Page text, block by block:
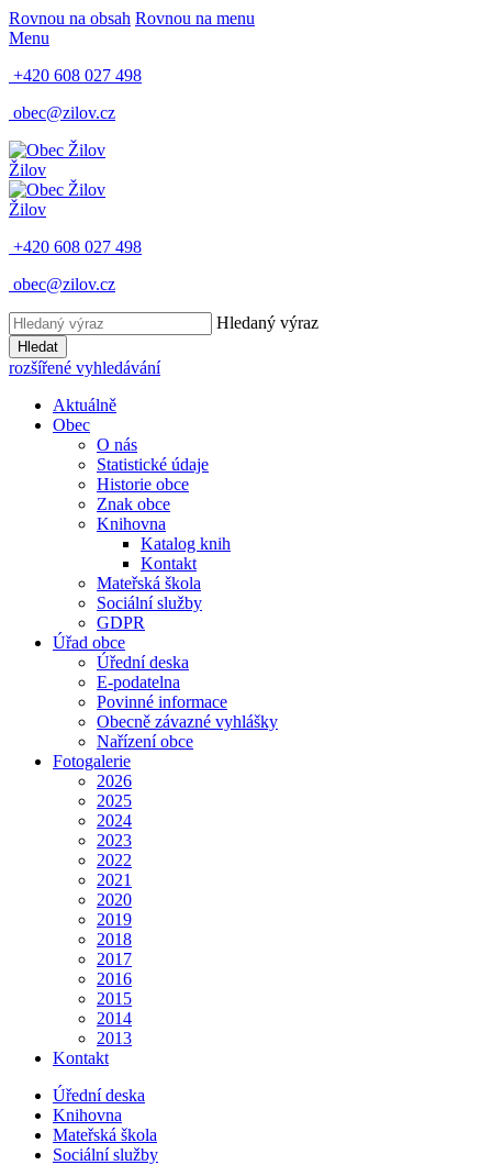
Rovnou na obsah Rovnou na menu
Menu
+420 608 027 498
obec@zilov.cz
Žilov
Žilov
+420 608 027 498
obec@zilov.cz
Hledaný výraz
Hledat
rozšířené vyhledávání
Aktuálně
Obec
O nás
Statistické údaje
Historie obce
Znak obce
Knihovna
Katalog knih
Kontakt
Mateřská škola
Sociální služby
GDPR
Úřad obce
Úřední deska
E-podatelna
Povinné informace
Obecně závazné vyhlášky
Nařízení obce
Fotogalerie
2026
2025
2024
2023
2022
2021
2020
2019
2018
2017
2016
2015
2014
2013
Kontakt
Úřední deska
Knihovna
Mateřská škola
Sociální služby